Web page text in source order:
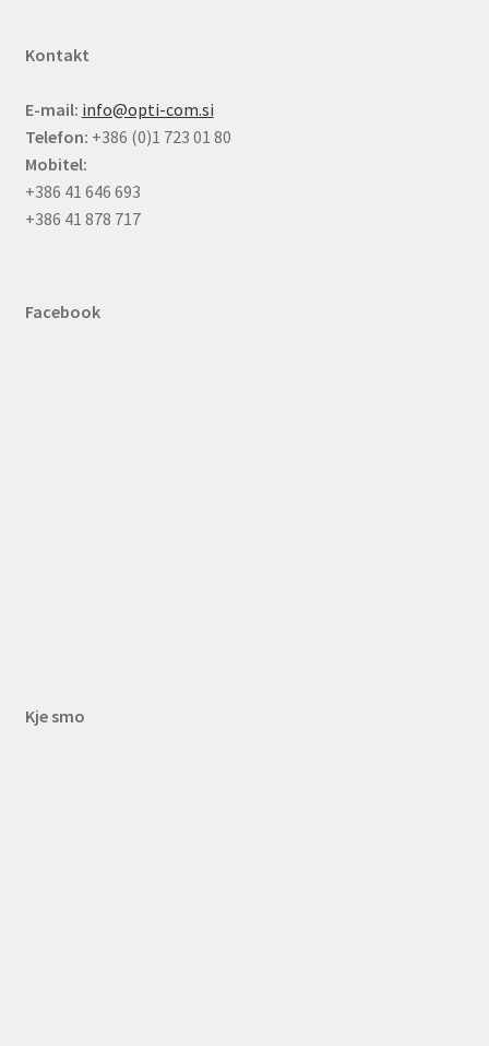
Kontakt
E-mail: info@opti-com.si
Telefon: +386 (0)1 723 01 80
Mobitel:
+386 41 646 693
+386 41 878 717
Facebook
Kje smo